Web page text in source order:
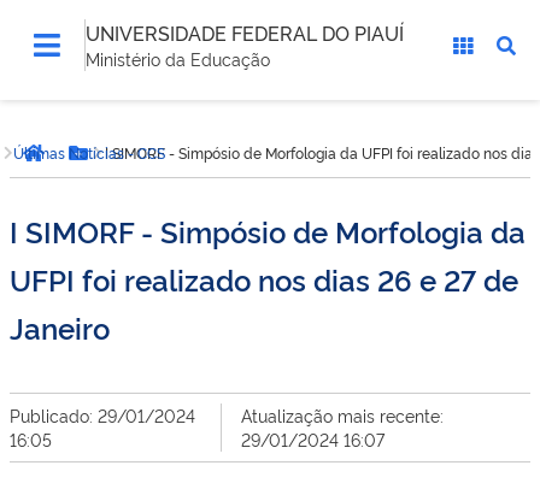
UNIVERSIDADE FEDERAL DO PIAUÍ
Ministério da Educação
está
aqui:Página inicial
Botão Menu
Últimas Notícias - CCSI SIMORF - Simpósio de Morfologia da UFPI foi realizado nos
I SIMORF - Simpósio de Morfologia da
UFPI foi realizado nos dias 26 e 27 de
Janeiro
Publicado: 29/01/2024
16:05
Atualização mais recente:
29/01/2024 16:07